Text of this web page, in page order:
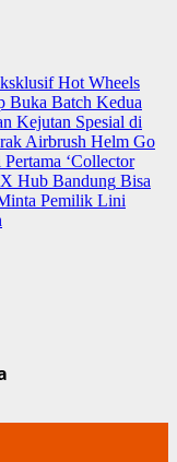
Hot Wheels
Buka Batch Kedua
Kejutan Spesial di
Airbrush Helm Go
‘Collector
Hub Bandung Bisa
Pemilik Lini